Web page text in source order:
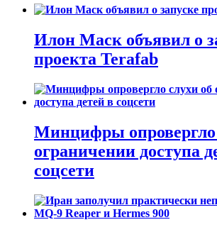
Илон Маск объявил о
проекта Terafab
Минцифры опровергло
ограничении доступа
соцсети